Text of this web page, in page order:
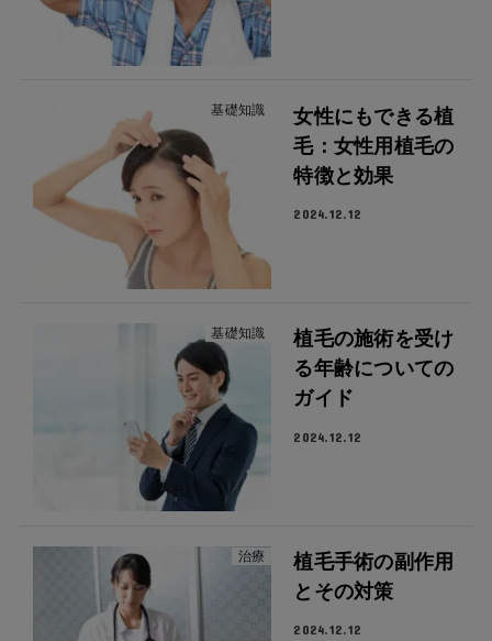
基礎知識
女性にもできる植
毛：女性用植毛の
特徴と効果
2024.12.12
基礎知識
植毛の施術を受け
る年齢についての
ガイド
2024.12.12
治療
植毛手術の副作用
とその対策
2024.12.12